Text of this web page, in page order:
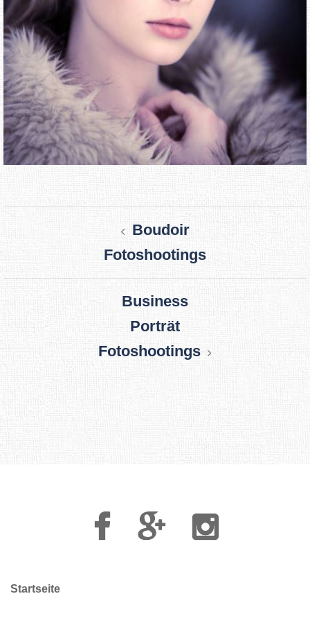
Beitragsnavigation
Boudoir
Fotoshootings
Business
Porträt
Fotoshootings
Facebook
Google
Plus
Instagram
Startseite